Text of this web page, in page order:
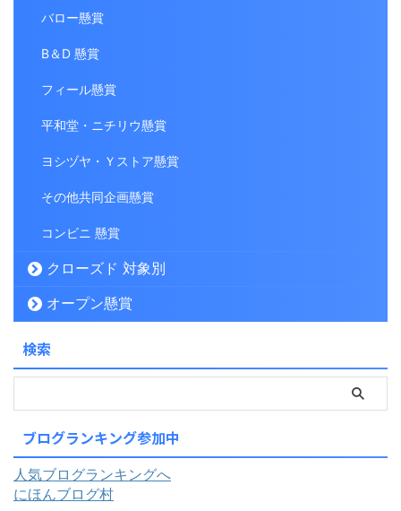
バロー懸賞
B＆D 懸賞
フィール懸賞
平和堂・ニチリウ懸賞
ヨシヅヤ・Ｙストア懸賞
その他共同企画懸賞
コンビニ 懸賞
クローズド 対象別
オープン懸賞
検索
ブログランキング参加中
人気ブログランキングへ
にほんブログ村